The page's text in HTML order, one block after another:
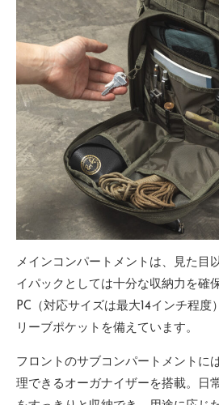
メインコンパートメントは、見た目
イパックとしては十分な収納力を確
PC（対応サイズは最大14インチ程度
リーブポケットを備えています。
フロントのサブコンパートメントに
理できるオーガナイザーを搭載。日